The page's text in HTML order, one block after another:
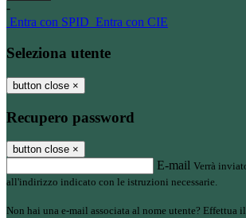
-
Entra con SPID Entra con CIE
Seleziona utente
button close ×
Recupero password
button close ×
E-mail Verrà
all'indirizzo indicato con le istruzioni necessarie.
Non hai una e-mail associata al nome utente? Effettua